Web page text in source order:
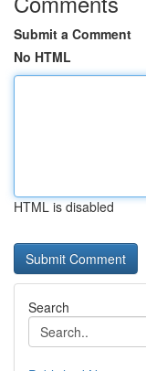
Submit a Comment
No HTML
HTML is disabled
Search